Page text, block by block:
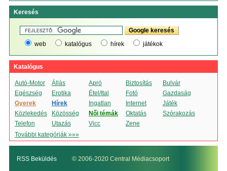
Keresés
web katalógus hírek játékok
Katalógus
Autó-Motor Állás Apró Biztosítás
Bulvár
Egészség
Erotika Étel/Ital Fotó
Gazdaság
Gyerek
Hírek Ingatlan Internet
Játék
Közlekedés
Közösség Női témák Oktatás
Szórakozás
Telefon
Utazás Vicc
Zene
További kategóriák »»»
RSS Beküldés © 2006-2020 Central Médiacsoport